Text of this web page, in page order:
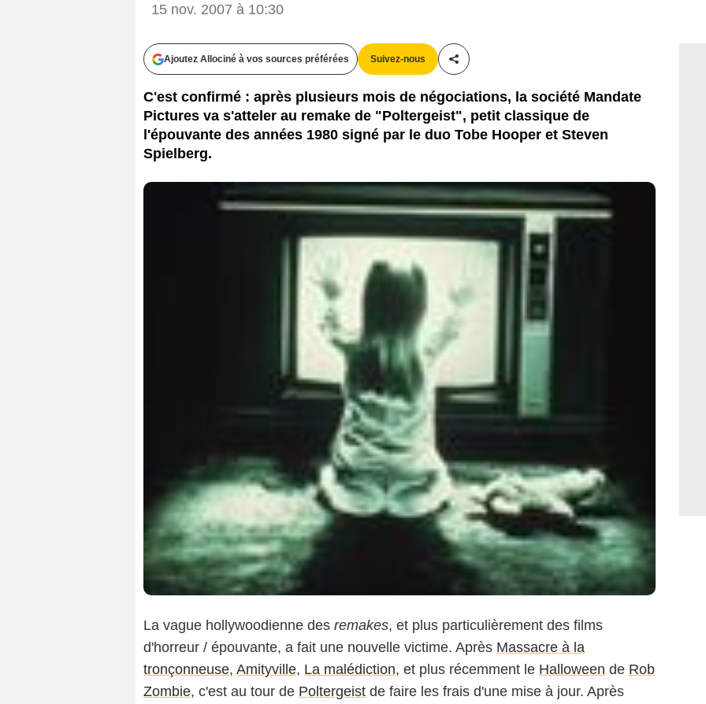
15 nov. 2007 à 10:30
Ajoutez Allociné à vos sources préférées Suivez-nous
Partager cet article
C'est confirmé : après plusieurs mois de négociations, la société Mandate
Pictures va s'atteler au remake de "Poltergeist", petit classique de
l'épouvante des années 1980 signé par le duo Tobe Hooper et Steven
Spielberg.
La vague hollywoodienne des remakes, et plus particulièrement des films
d'horreur / épouvante, a fait une nouvelle victime. Après Massacre à la
tronçonneuse, Amityville, La malédiction, et plus récemment le Halloween de Rob
Zombie, c'est au tour de Poltergeist de faire les frais d'une mise à jour. Après